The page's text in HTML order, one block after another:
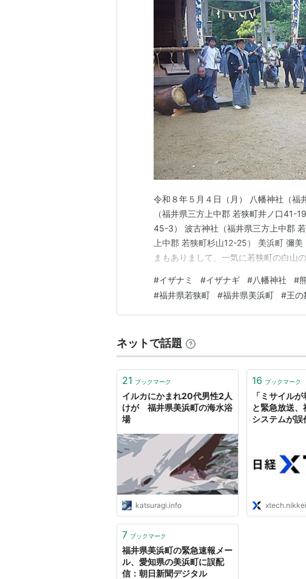
令和８年５月４日（月） 八幡神社（
（福井県三方上中郡 若狭町井ノ口41-
45-3） 波古神社（福井県三方上中郡
上中郡 若狭町杉山12-25） 美浜町 彌
まもありまして、一気に若狭町の白山
神社の例大祭にお邪魔させて頂きます
の舞」を楽しんで…
#イザナミ #イザナギ #八幡神社 #
#福井県若狭町 #福井県美浜町 #王の
ネットで話題
21 ブックマーク
イルカにかまれ20代男性2人
けが 福井県美浜町の海水浴
場
katsuragi.info
16 ブックマーク
「ミサイル
と緊急放送
システムが誤
7 ブックマーク
福井県美浜町の緊急速報メー
ル、愛知県の美浜町に誤配
信：朝日新聞デジタル